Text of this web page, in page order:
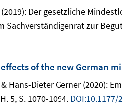
Der gesetzliche
Sachverständigenrat zur
of the new German
Hans-Dieter Gerner (2020):
5, S. 1070-1094. DOI:10.1177/